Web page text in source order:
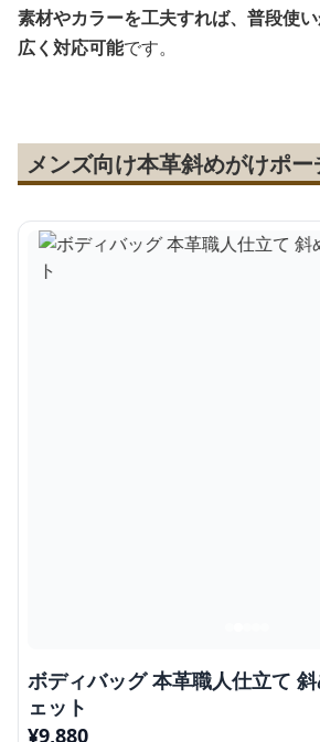
素材やカラーを工夫すれば、普段使
広く対応可能です。
メンズ向け本革斜めがけポ
ボディバッグ 本革職人仕立て
ェット
¥9,880